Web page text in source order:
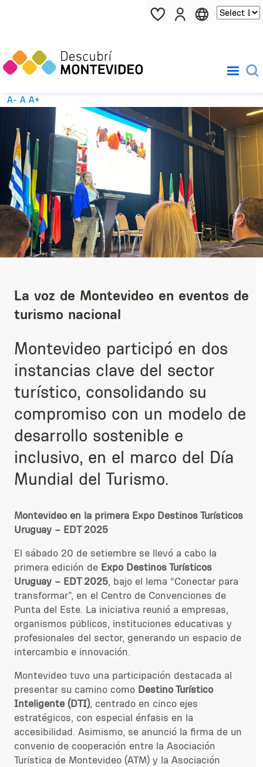
Pasar al contenido principal
A- A A+
La voz de Montevideo en eventos de
turismo nacional
Montevideo participó en dos
instancias clave del sector
turístico, consolidando su
compromiso con un modelo de
desarrollo sostenible e
inclusivo, en el marco del Día
Mundial del Turismo.
Montevideo en la primera Expo Destinos Turísticos
Uruguay – EDT 2025
El sábado 20 de setiembre se llevó a cabo la
primera edición de Expo Destinos Turísticos
Uruguay – EDT 2025, bajo el lema “Conectar para
transformar”, en el Centro de Convenciones de
Punta del Este. La iniciativa reunió a empresas,
organismos públicos, instituciones educativas y
profesionales del sector, generando un espacio de
intercambio e innovación.
Montevideo tuvo una participación destacada al
presentar su camino como Destino Turístico
Inteligente (DTI), centrado en cinco ejes
estratégicos, con especial énfasis en la
accesibilidad. Asimismo, se anunció la firma de un
convenio de cooperación entre la Asociación
Turística de Montevideo (ATM) y la Asociación